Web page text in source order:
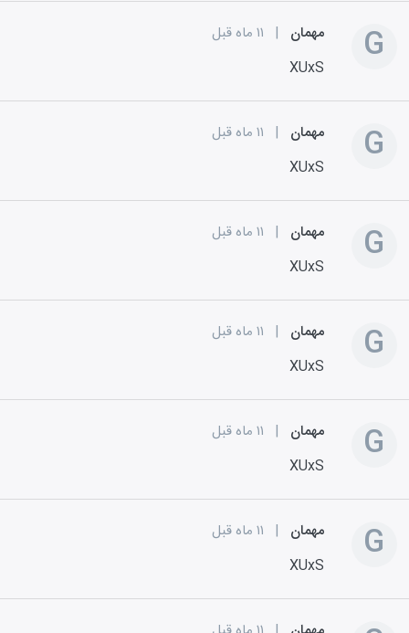
G مهمان | ۱۱ ماه قبل
XUxS
G مهمان | ۱۱ ماه قبل
XUxS
G مهمان | ۱۱ ماه قبل
XUxS
G مهمان | ۱۱ ماه قبل
XUxS
G مهمان | ۱۱ ماه قبل
XUxS
G مهمان | ۱۱ ماه قبل
XUxS